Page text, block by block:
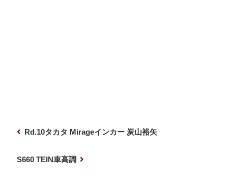
Rd.10タカタ Mirageインカー 炭山裕矢
S660 TEIN車高調